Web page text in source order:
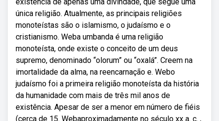
única religião. Atualmente, as principais religiões
monoteístas são o islamismo, o judaísmo e o
cristianismo. Weba umbanda é uma religião
monoteísta, onde existe o conceito de um deus
supremo, denominado “olorum” ou “oxalá”. Creem na
imortalidade da alma, na reencarnação e. Webo
judaísmo foi a primeira religião monoteísta da história
da humanidade com mais de três mil anos de
existência. Apesar de ser a menor em número de fiéis
(cerca de 15. Webaproximadamente no século xx a. c. ,